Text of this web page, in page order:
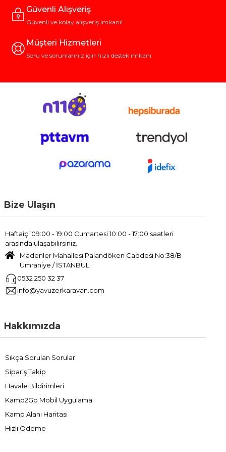
Güvenli Alışveriş
Güvenli ve kolay alışveriş imkanı!
Müşteri Hizmetleri
Soru ve sorunlarınız için hızlı destek imkanı.
Bize Ulaşın
Haftaiçi 09:00 - 19:00 Cumartesi 10:00 - 17:00 saatleri
arasında ulaşabilirsiniz.
Madenler Mahallesi Palandöken Caddesi No:38/B
Ümraniye / İSTANBUL
0532 250 32 37
info@yavuzerkaravan.com
Hakkımızda
Sıkça Sorulan Sorular
Sipariş Takip
Havale Bildirimleri
Kamp2Go Mobil Uygulama
Kamp Alanı Haritası
Hızlı Ödeme